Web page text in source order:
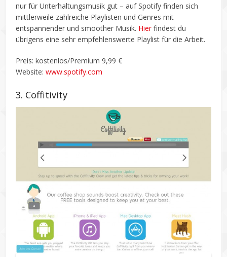
nur für Unterhaltungsmusik gut – auf Spotify finden sich
mittlerweile zahlreiche Playlisten und Genres mit
entspannender und smoother Musik. Hierfindest du
übrigens eine sehr empfehlenswerte Playlist für die Arbeit.
Preis: kostenlos/Premium 9,99 €
Website:www.spotify.com
3. Coffitivity